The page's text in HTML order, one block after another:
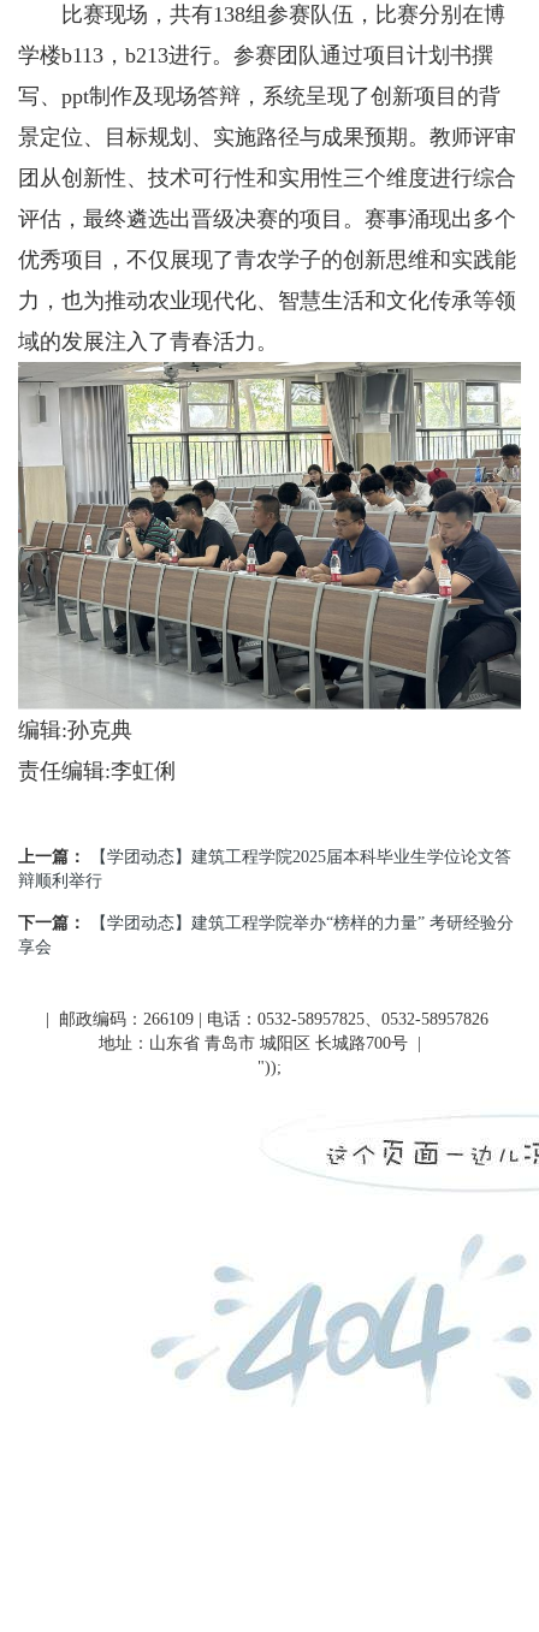
比赛现场，共有138组参赛队伍，比赛分别在博
学楼b113，b213进行。参赛团队通过项目计划书撰
写、ppt制作及现场答辩，系统呈现了创新项目的背
景定位、目标规划、实施路径与成果预期。教师评审
团从创新性、技术可行性和实用性三个维度进行综合
评估，最终遴选出晋级决赛的项目。赛事涌现出多个
优秀项目，不仅展现了青农学子的创新思维和实践能
力，也为推动农业现代化、智慧生活和文化传承等领
域的发展注入了青春活力。
编辑:孙克典
责任编辑:李虹俐
上一篇：
【学团动态】建筑工程学院2025届本科毕业生学位论文答
辩顺利举行
下一篇：
【学团动态】建筑工程学院举办“榜样的力量” 考研经验分
享会
| 邮政编码：266109 | 电话：0532-58957825、0532-58957826
地址：山东省 青岛市 城阳区 长城路700号
"));